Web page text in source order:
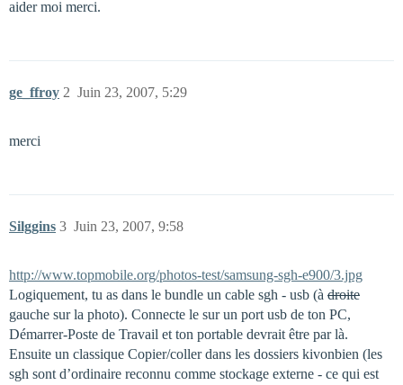
aider moi merci.
ge_ffroy Juin 23, 2007, 5:29
2
merci
Silggins Juin 23, 2007, 9:58
3
http://www.topmobile.org/photos-test/samsung-sgh-e900/3.jpg
Logiquement, tu as dans le bundle un cable sgh - usb (à droite
gauche sur la photo). Connecte le sur un port usb de ton PC,
Démarrer-Poste de Travail et ton portable devrait être par là.
Ensuite un classique Copier/coller dans les dossiers kivonbien (les
sgh sont d’ordinaire reconnu comme stockage externe - ce qui est